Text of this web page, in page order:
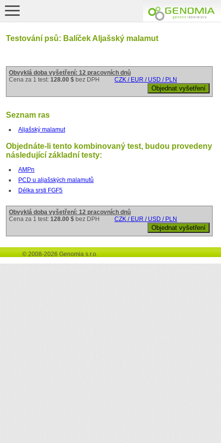
Testování psů: Balíček Aljašský malamut
Obvyklá doba vyšetření: 12 pracovních dnů
Cena za 1 test: 128.00 $ bez DPH CZK / EUR / USD / PLN
Seznam ras
Aljašský malamut
Objednáte-li tento kombinovaný test, budou provedeny
následující základní testy:
AMPn
PCD u aljašských malamutů
Délka srsti FGF5
Obvyklá doba vyšetření: 12 pracovních dnů
Cena za 1 test: 128.00 $ bez DPH CZK / EUR / USD / PLN
© 2008-2026 Genomia s.r.o.